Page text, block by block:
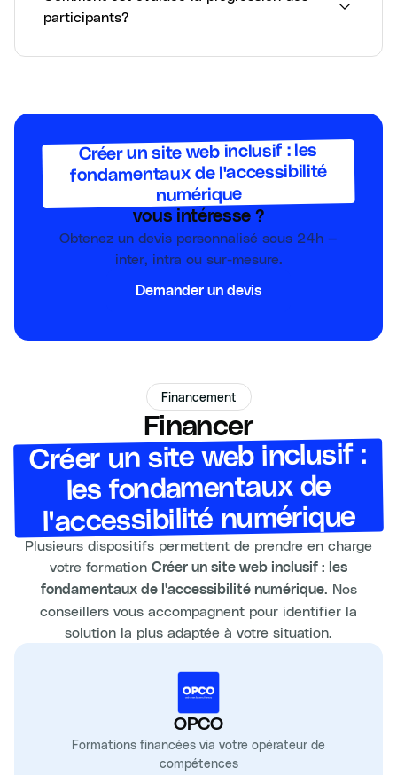
participants?
Créer un site web inclusif : les
fondamentaux de l'accessibilité
numérique
vous intéresse ?
Obtenez un devis personnalisé sous 24h —
inter, intra ou sur-mesure.
Demander un devis
Financement
Financer
Créer un site web inclusif :
les fondamentaux de
l'accessibilité numérique
Plusieurs dispositifs permettent de prendre en charge
votre formation Créer un site web inclusif : les
fondamentaux de l'accessibilité numérique. Nos
conseillers vous accompagnent pour identifier la
solution la plus adaptée à votre situation.
OPCO
Formations financées via votre opérateur de
compétences